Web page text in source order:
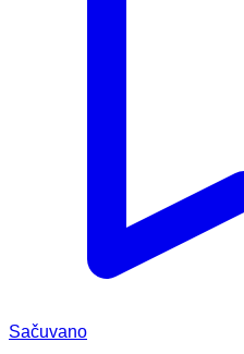
Sačuvano